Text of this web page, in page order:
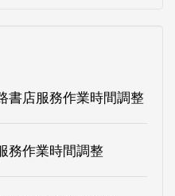
書店服務作業時間調整
務作業時間調整